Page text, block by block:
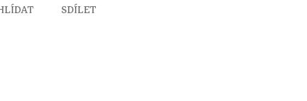
SDÍLET